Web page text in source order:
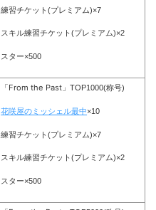
練習チケット(プレミアム)×7
スキル練習チケット(プレミアム)×2
スター×500
「From the Past」TOP1000(称号)
花咲屋のミッシェル最中×10
練習チケット(プレミアム)×7
スキル練習チケット(プレミアム)×2
スター×500